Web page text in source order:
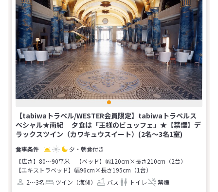
【tabiwaトラベル/WESTER会員限定】tabiwaトラベルス
ペシャル★南紀 夕食は「王様のビュッフェ」★【禁煙】デ
ラックスツイン（カワキュウスイート）(2名～3名1室)
夕・朝食付き
【広さ】80～90平米
【ベッド】幅120cm×長さ210cm（2台）
【エキストラベッド】幅96cm×長さ195cm（1台）
2～3名
ツイン（海側） バス トイレ 禁煙